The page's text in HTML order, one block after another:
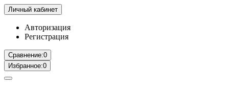
Личный кабинет
Авторизация
Регистрация
Сравнение:0
Избранное:0